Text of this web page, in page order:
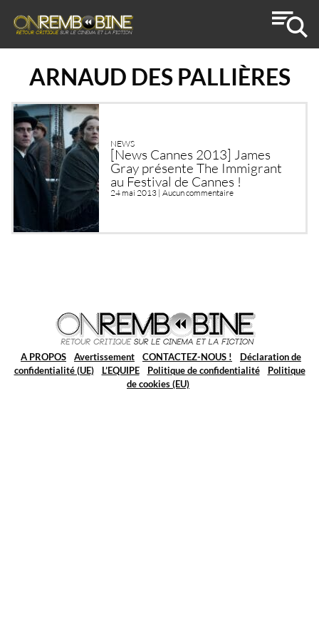
ARNAUD DES PALLIÈRES
NEWS
[News Cannes 2013] James
Gray présente The Immigrant
au Festival de Cannes !
24 mai 2013 | Aucun commentaire
A PROPOS Avertissement CONTACTEZ-NOUS !
Déclaration de
confidentialité (UE)
L’EQUIPE Politique de confidentialité
Politique
de cookies (EU)